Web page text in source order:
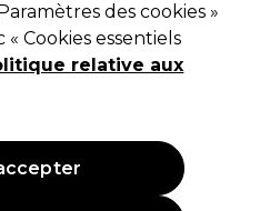
PROFESSIONNEL)
des cookies »
Cookies essentiels
relative aux